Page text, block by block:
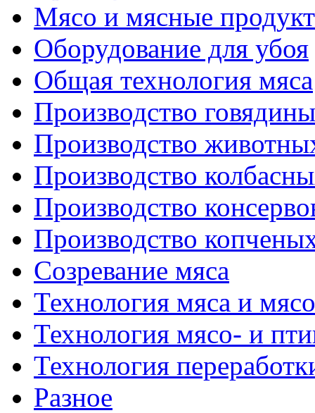
Мясо и мясные
Оборудование для убоя
Общая технология мяса
Производство говядины
Производство
Производство
Производство
Производство
Созревание мяса
Технология мяса и
Технология мясо- и
Технология
Разное